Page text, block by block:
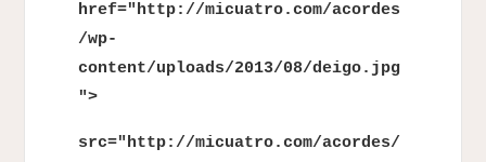
href="http://micuatro.com/acordes
/wp-
content/uploads/2013/08/deigo.jpg
">
src="http://micuatro.com/acordes/